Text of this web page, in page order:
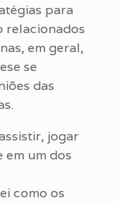
para
relacionados
em geral,
se
das
jogar
em um dos
como os